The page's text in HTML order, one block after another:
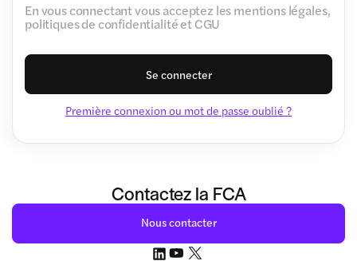
En vous connectant vous acceptez les mentions légales,
politiques de confidentialité et CGU
Se connecter
Première connexion ou mot de passe oublié ?
Contactez la FCA
Nous contacter